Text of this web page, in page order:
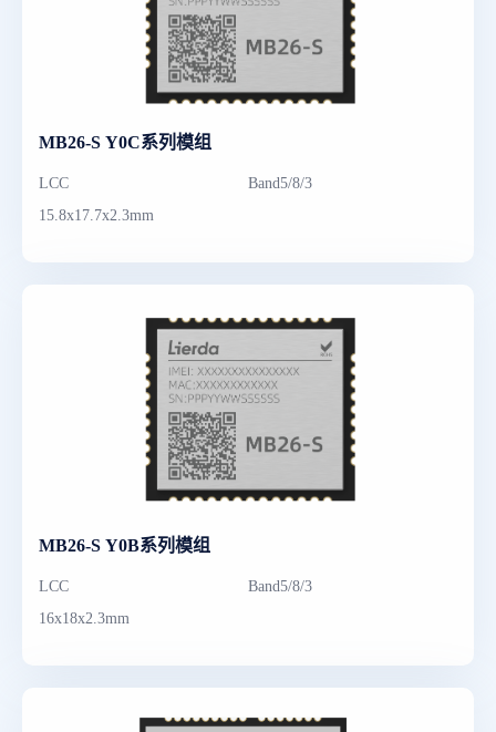
MB26-S Y0C系列模组
LCC
Band5/8/3
15.8x17.7x2.3mm
MB26-S Y0B系列模组
LCC
Band5/8/3
16x18x2.3mm